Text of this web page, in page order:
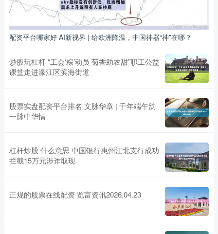
配资平台哪家好 AI新视界 | 给欧洲降温，中国神器“神”在哪？
炒股玩杠杆 “工会‘粽’动员 菊香助农甜”职工公益
课堂走进濠江区滨海街道
股票实盘配资平台排名 文脉华章 | 千年端午韵
一脉中华情
杠杆炒股 什么意思 中国银行惠州江北支行成功
拦截15万元涉诈取现
正规的股票在线配资 览富资讯2026.04.23